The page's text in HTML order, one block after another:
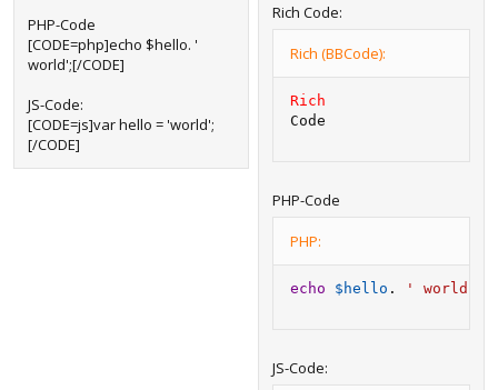
PHP-Code
[CODE=php]echo $hello. '
world';[/CODE]
JS-Code:
[CODE=js]var hello = 'world';
[/CODE]
Rich Code:
Rich (BBCode):
Rich
Code
PHP-Code
PHP:
echo $hello . ' world'
JS-Code: